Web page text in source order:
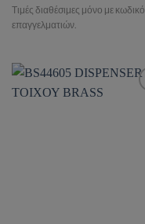
Τιμές διαθέσιμες μόνο με κωδικό
επαγγελματιών.